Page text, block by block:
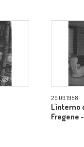
29.09.1958
L'interno
Fregene